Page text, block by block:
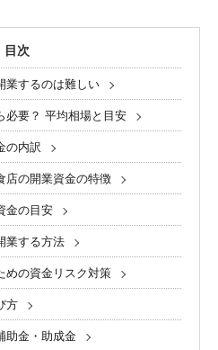
目次
業するのは難しい
必要？ 平均相場と目安
の内訳
店の開業資金の特徴
金の目安
業する方法
めの資金リスク対策
方
助金・助成金